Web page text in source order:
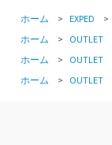
ホーム > EXPED >
ホーム
> OUTLET
ホーム
> OUTLET
ホーム
> OUTLET